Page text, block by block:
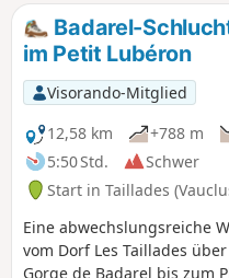
Badarel-
im Petit Lubéron
Visorando-Mitglied
12,58 km
+788 m
5:50 Std.
Schwer
Start in Taillades
Eine abwechslungsreiche
vom Dorf Les Taillades
Gorge de Badarel bis zum